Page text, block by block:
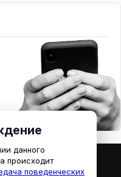
данного
происходит
поведенческих